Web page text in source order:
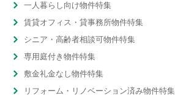
一人暮らし向け物件特集
賃貸オフィス・貸事務所物件特集
シニア・高齢者相談可物件特集
専用庭付き物件特集
敷金礼金なし物件特集
リフォーム・リノベーション済み物件特集